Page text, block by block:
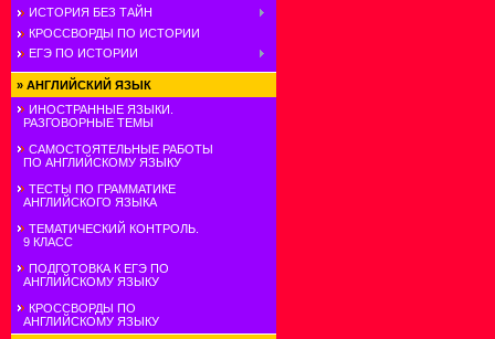
ИСТОРИЯ БЕЗ ТАЙН
КРОССВОРДЫ ПО ИСТОРИИ
ЕГЭ ПО ИСТОРИИ
» АНГЛИЙСКИЙ ЯЗЫК
ИНОСТРАННЫЕ ЯЗЫКИ.
РАЗГОВОРНЫЕ ТЕМЫ
САМОСТОЯТЕЛЬНЫЕ РАБОТЫ
ПО АНГЛИЙСКОМУ ЯЗЫКУ
ТЕСТЫ ПО ГРАММАТИКЕ
АНГЛИЙСКОГО ЯЗЫКА
ТЕМАТИЧЕСКИЙ КОНТРОЛЬ.
9 КЛАСС
ПОДГОТОВКА К ЕГЭ ПО
АНГЛИЙСКОМУ ЯЗЫКУ
КРОССВОРДЫ ПО
АНГЛИЙСКОМУ ЯЗЫКУ